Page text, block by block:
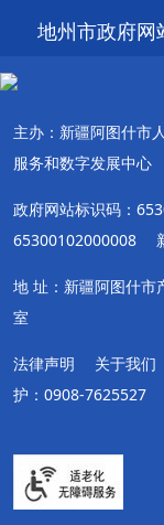
地州市政府网
主办：新疆阿图什市
服务和数字发展中心
政府网站标识码：
65300102000008
地 址：新疆阿图什市
室
法律声明 关于我们
护：0908-7625527